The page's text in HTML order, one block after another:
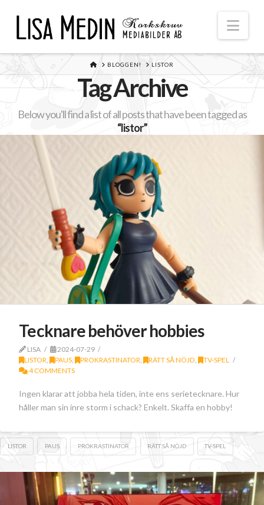
HOMEBLOGGEN! LISTOR
Tag Archive
Below you'll find a list of all posts that have been tagged as
“listor”
Tecknare behöver hobbies
LISA
2024-07-29
LISTOR, PAUS, PROKRASTINATOR, RÄTT SÅ NÖJD, TV-SPEL
4 COMMENTS
Ingen klarar att jobba hela tiden, inte ens serietecknare. Hur
håller man sin inre storm i schack? Enkelt. Skaffa en hobby!
LISTOR PAUS PROKRASTINATOR RÄTT SÅ NÖJD TV-SPEL